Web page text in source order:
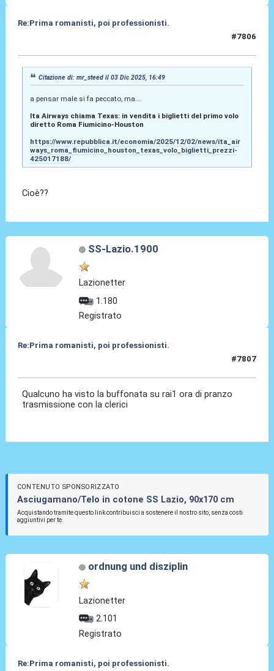
Re:Prima romanisti, poi professionisti.
#7806
Citazione di: mr_steed il 03 Dic 2025, 16:49
a pensar male si fa peccato, ma...
Ita Airways chiama Texas: in vendita i biglietti del primo volo
diretto Roma Fiumicino-Houston
https://www.repubblica.it/economia/2025/12/02/news/ita_air
ways_roma_fiumicino_houston_texas_volo_biglietti_prezzi-
425017188/
Cioè??
SS-Lazio.1900
Lazionetter
1.180
Registrato
Re:Prima romanisti, poi professionisti.
#7807
Qualcuno ha visto la buffonata su rai1 ora di pranzo
trasmissione con la clerici
CONTENUTO SPONSORIZZATO
Asciugamano/Telo in cotone SS Lazio, 90x170 cm
Acquistando tramite questo link contribuisci a sostenere il nostro sito, senza costi
aggiuntivi per te.
ordnung und disziplin
Lazionetter
2.101
Registrato
Re:Prima romanisti, poi professionisti.